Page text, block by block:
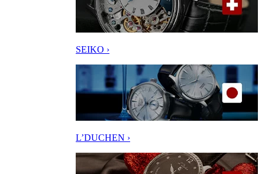
SEIKO ›
L’DUCHEN ›